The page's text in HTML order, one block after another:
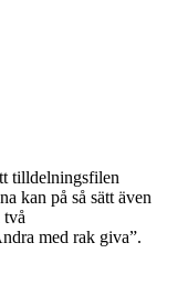
tilldelningsfilen
kan på så sätt även
två
med rak giva”.